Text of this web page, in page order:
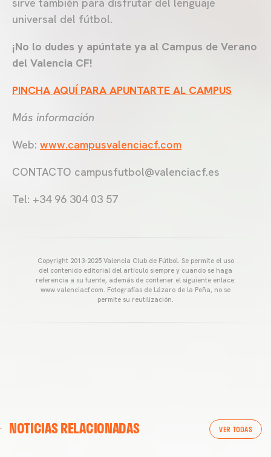
universal del fútbol.
¡No lo dudes y apúntate ya al Campus de Verano
del Valencia CF!
PINCHA AQUÍ PARA APUNTARTE AL CAMPUS
Más información
Web: www.campusvalenciacf.com
CONTACTO campusfutbol@valenciacf.es
Tel: +34 96 304 03 57
Copyright 2013-2025 Valencia Club de Fútbol. Se permite el uso
del contenido editorial del artículo siempre y cuando se haga
referencia a su fuente, además de contener el siguiente enlace:
www.valenciacf.com. Fotografías de Lázaro de la Peña, no se
permite su reutilización.
NOTICIAS RELACIONADAS VER TODAS
ENTRENAMIENTO DEL VALENCIA CF 04/03/26